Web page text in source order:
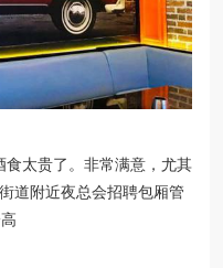
太贵了。非常满意，尤其
道附近夜总会招聘包厢管